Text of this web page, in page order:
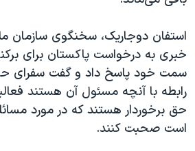
اعتراضات مردمی آبان ۹۸
اسرائیل در جنگ
نرگس محمدی برنده جایزه نوبل صلح
همایش محافظه‌کاران آمریکا «سی‌پک»
استفان دوجاریک، سخنگوی سازمان
خبری به درخواست پاکستان برای
سمت خود پاسخ داد و گفت سفرای
رابطه با آنچه مسئول آن هستند
حق برخوردار هستند که در مورد
است صحبت کنند.